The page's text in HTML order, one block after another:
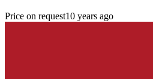
Price on request10 years ago